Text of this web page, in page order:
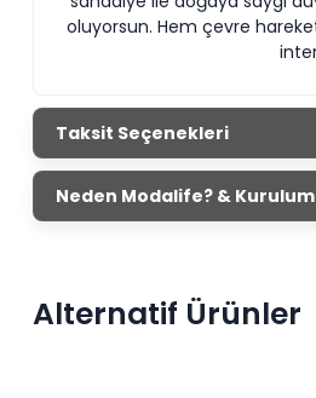
oluyorsun. Hem çevre
Taksit Seçenekleri
Neden Modalife? &
Alternatif Ürünler